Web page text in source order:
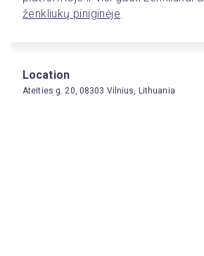
ženkliukų piniginėje.
Location
Ateities g. 20, 08303 Vilnius, Lithuania